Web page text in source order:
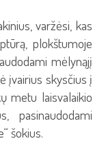
varžėsi, kas
plokštumoje
mėlynąjį
įvairius skysčius į
metu laisvalaikio
pasinaudodami
šokius.